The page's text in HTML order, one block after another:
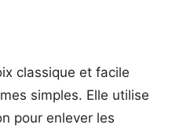
classique et facile
simples. Elle utilise
pour enlever les